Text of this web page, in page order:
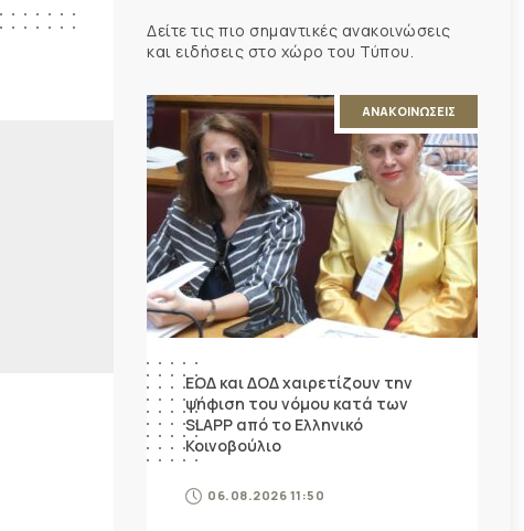
Δείτε τις πιο σημαντικές ανακοινώσεις
και ειδήσεις στο χώρο του Τύπου.
ΑΝΑΚΟΙΝΩΣΕΙΣ
ΕΟΔ και ΔΟΔ χαιρετίζουν την
ψήφιση του νόμου κατά των
SLAPP από το Ελληνικό
Κοινοβούλιο
06.08.2026 11:50